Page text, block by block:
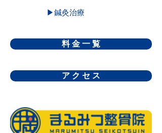
▶鍼灸治療
料 金 一 覧
ア ク セ ス